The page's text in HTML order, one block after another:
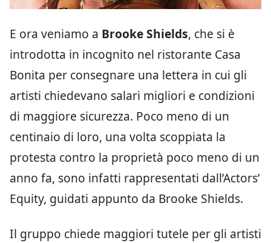
E ora veniamo a Brooke Shields, che si è
introdotta in incognito nel ristorante Casa
Bonita per consegnare una lettera in cui gli
artisti chiedevano salari migliori e condizioni
di maggiore sicurezza. Poco meno di un
centinaio di loro, una volta scoppiata la
protesta contro la proprietà poco meno di un
anno fa, sono infatti rappresentati dall’Actors’
Equity, guidati appunto da Brooke Shields.
Il gruppo chiede maggiori tutele per gli artisti